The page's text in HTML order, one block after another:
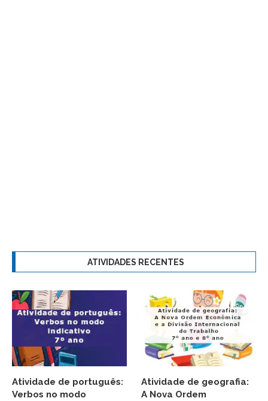
ATIVIDADES RECENTES
Atividade de português:
Verbos no modo
Atividade de geografia:
A Nova Ordem